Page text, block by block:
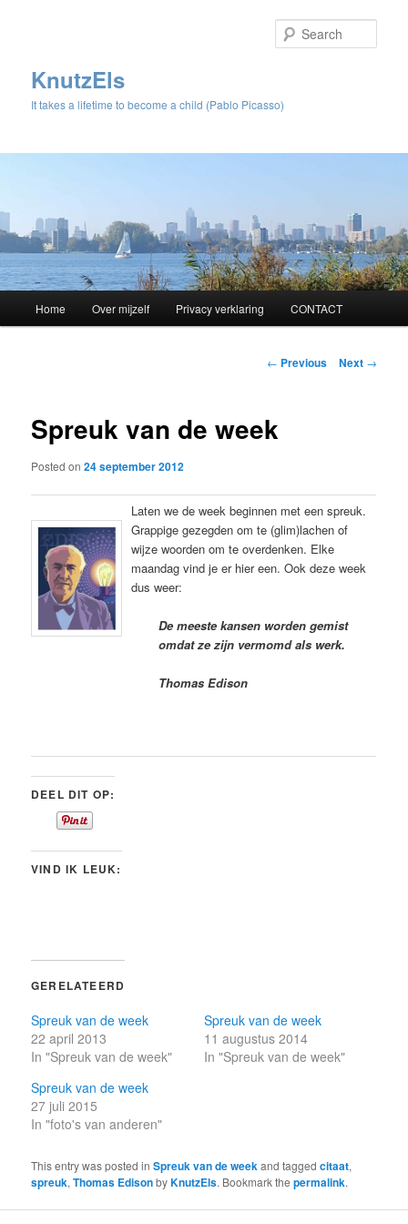
KnutzEls
It takes a lifetime to become a child (Pablo Picasso)
Skip
content
Home Over mijzelf Privacy verklaring CONTACT
Post
← Previous Next →
Spreuk van de week
Posted on24 september 2012
Laten we de week beginnen met een spreuk.
Grappige gezegden om te (glim)lachen of
wijze woorden om te overdenken. Elke
maandag vind je er hier een. Ook deze week
dus weer:
De meeste kansen worden gemist
omdat ze zijn vermomd als werk.
Thomas Edison
DEEL DIT OP:
VIND IK LEUK:
GERELATEERD
Spreuk van de week
22 april 2013
In "Spreuk van de week"
Spreuk van de week
11 augustus 2014
In "Spreuk van de week"
Spreuk van de week
27 juli 2015
In "foto's van anderen"
This entry was posted inSpreuk van de weekand taggedcitaat,
spreuk,Thomas EdisonbyKnutzEls. Bookmark thepermalink.